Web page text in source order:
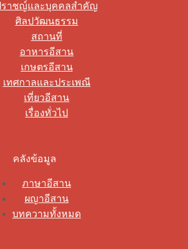
าชญ์และบุคคลสำคัญ
ศิลปวัฒนธรรม
สถานที่
อาหารอีสาน
เกษตรอีสาน
เทศกาลและประเพณี
เที่ยวอีสาน
เรื่องทั่วไป
คลังข้อมูล
ภาษาอีสาน
ผญาอีสาน
บทความทั้งหมด